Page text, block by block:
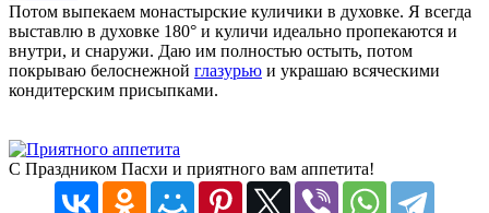
Потом выпекаем монастырские куличики в духовке. Я всегда
выставлю в духовке 180° и куличи идеально пропекаются и
внутри, и снаружи. Даю им полностью остыть, потом
покрываю белоснежной глазурью и украшаю всяческими
кондитерским присыпками.
С Праздником Пасхи и приятного вам аппетита!